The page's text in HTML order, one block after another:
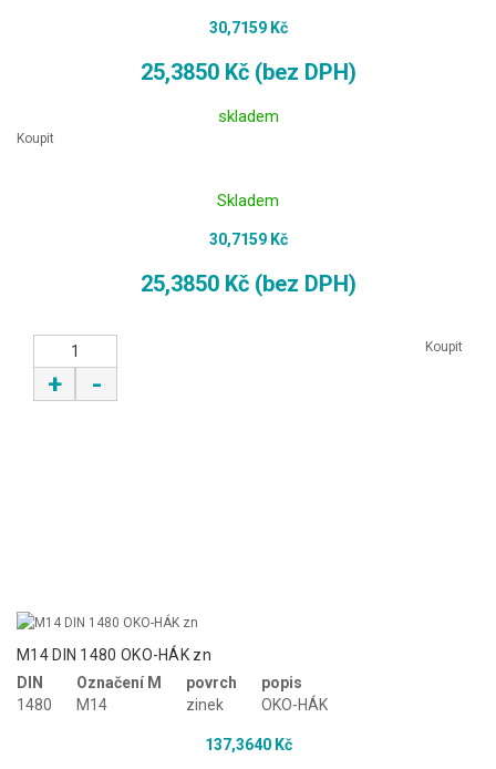
30,7159 Kč
25,3850 Kč (bez DPH)
skladem
Koupit
Skladem
30,7159 Kč
25,3850 Kč (bez DPH)
+ -
Koupit
M14 DIN 1480 OKO-HÁK zn
DIN
1480
Označení M
M14
povrch
zinek
popis
OKO-HÁK
137,3640 Kč